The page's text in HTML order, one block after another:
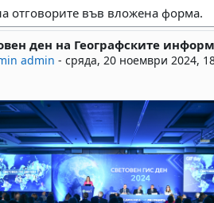
ден на Географските
admin - сряда, 20 ноември 2024,
of replies: 0